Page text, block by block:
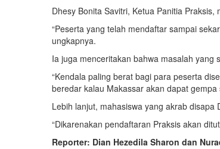
Dhesy Bonita Savitri, Ketua Panitia
“Peserta yang telah mendaftar sampai
ungkapnya.
Ia juga menceritakan bahwa masalah
“Kendala paling berat bagi para peserta
beredar kalau Makassar akan dapat gempa
Lebih lanjut, mahasiswa yang akrab
“Dikarenakan pendaftaran Praksis akan
Reporter: Dian Hezedila Sharon dan